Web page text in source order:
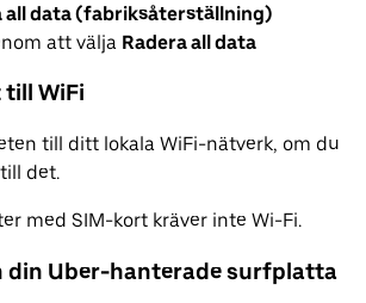
all data (fabriksåterställning)
att välja Radera all data
till WiFi
till ditt lokala WiFi-nätverk, om du
det.
med SIM-kort kräver inte Wi-Fi.
din Uber-hanterade surfplatta